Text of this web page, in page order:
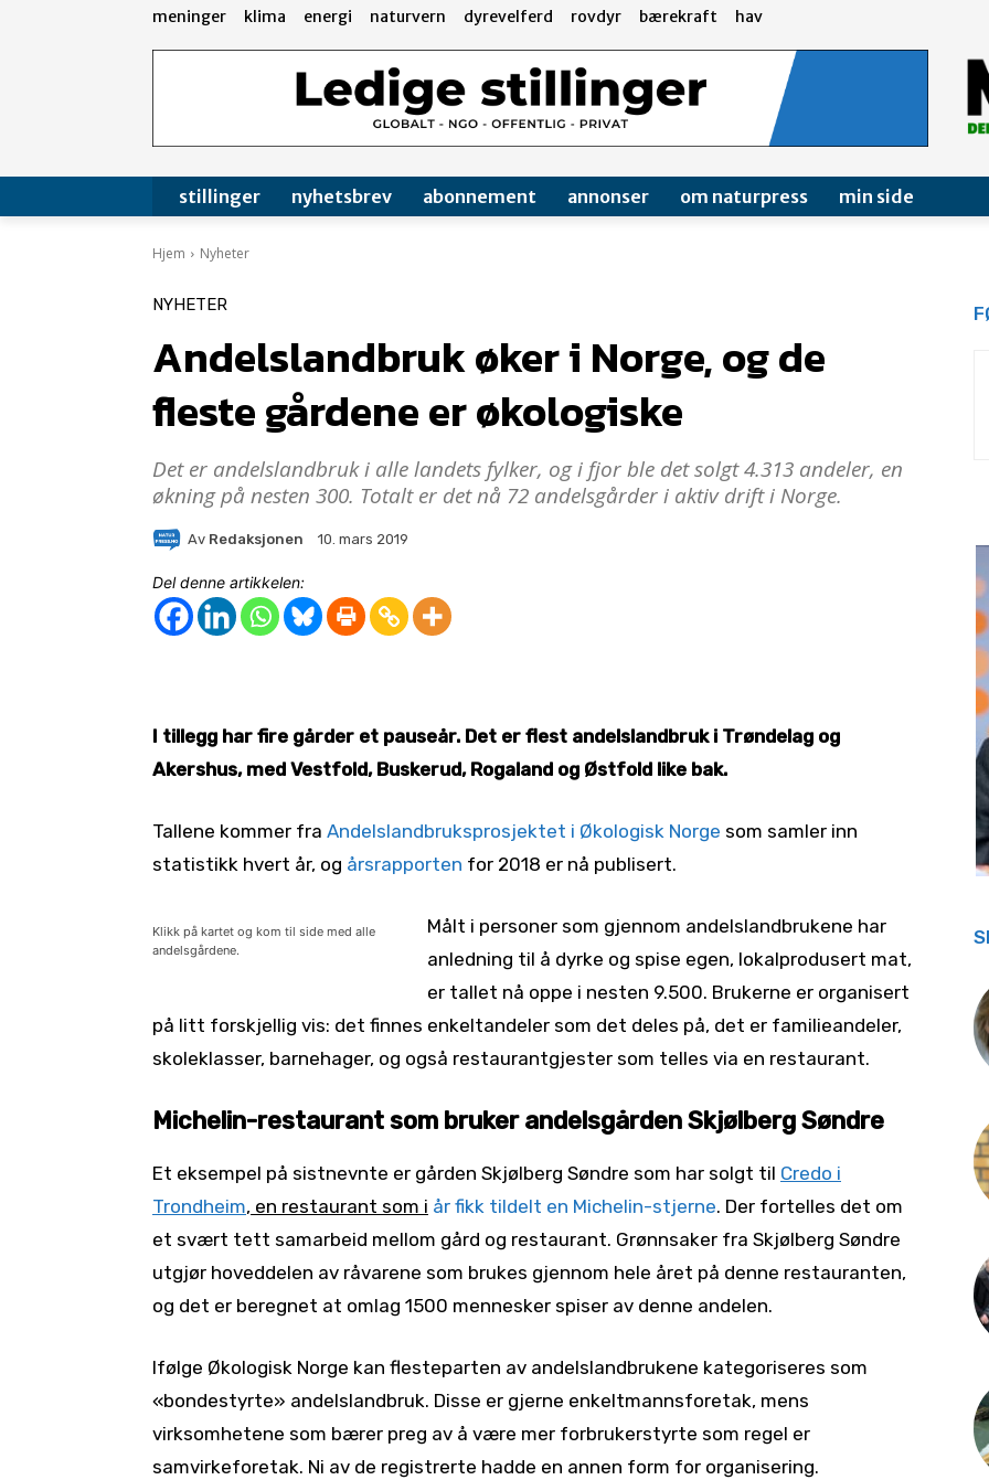
meninger klima energi naturvern dyrevelferd rovdyr bærekraft hav
stillinger nyhetsbrev abonnement annonser om naturpress min side
Hjem Nyheter
NYHETER
Andelslandbruk øker i Norge, og de
fleste gårdene er økologiske
Det er andelslandbruk i alle landets fylker, og i fjor ble det solgt 4.313 andeler, en
økning på nesten 300. Totalt er det nå 72 andelsgårder i aktiv drift i Norge.
Av Redaksjonen 10. mars 2019
Del denne artikkelen:
I tillegg har fire gårder et pauseår. Det er flest andelslandbruk i Trøndelag og
Akershus, med Vestfold, Buskerud, Rogaland og Østfold like bak.
Tallene kommer fra Andelslandbruksprosjektet i Økologisk Norge som samler inn
statistikk hvert år, og årsrapporten for 2018 er nå publisert.
Klikk på kartet og kom til side med alle
andelsgårdene.
Målt i personer som gjennom andelslandbrukene har
anledning til å dyrke og spise egen, lokalprodusert mat,
er tallet nå oppe i nesten 9.500. Brukerne er organisert
på litt forskjellig vis: det finnes enkeltandeler som det deles på, det er familieandeler,
skoleklasser, barnehager, og også restaurantgjester som telles via en restaurant.
Michelin-restaurant som bruker andelsgården Skjølberg Søndre
Et eksempel på sistnevnte er gården Skjølberg Søndre som har solgt til Credo i
Trondheim, en restaurant som i år fikk tildelt en Michelin-stjerne. Der fortelles det om
et svært tett samarbeid mellom gård og restaurant. Grønnsaker fra Skjølberg Søndre
utgjør hoveddelen av råvarene som brukes gjennom hele året på denne restauranten,
og det er beregnet at omlag 1500 mennesker spiser av denne andelen.
Ifølge Økologisk Norge kan flesteparten av andelslandbrukene kategoriseres som
«bondestyrte» andelslandbruk. Disse er gjerne enkeltmannsforetak, mens
virksomhetene som bærer preg av å være mer forbrukerstyrte som regel er
samvirkeforetak. Ni av de registrerte hadde en annen form for organisering.